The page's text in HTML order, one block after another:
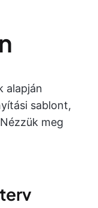
alapján
sablont,
meg